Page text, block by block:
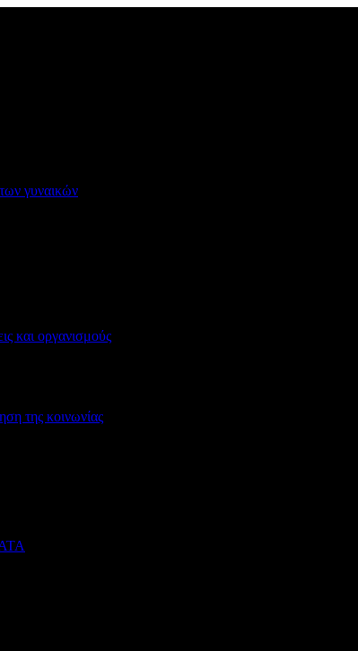
γυναικών
και οργανισμούς
της κοινωνίας